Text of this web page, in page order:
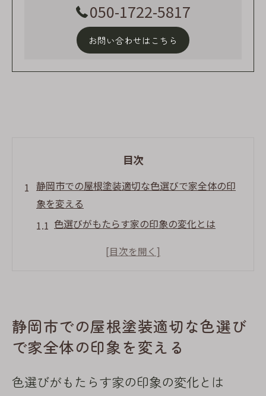
050-1722-5817
お問い合わせはこちら
目次
静岡市での屋根塗装適切な色選びで家全体の印
象を変える
色選びがもたらす家の印象の変化とは
静岡市の住宅におすすめの色パレット
色見本を活用した最適な色選びの方法
家族や近隣の意見を取り入れる重要性
イント
静岡市での屋根塗装適切な色選び
で家全体の印象を変える
色選びがもたらす家の印象の変化とは